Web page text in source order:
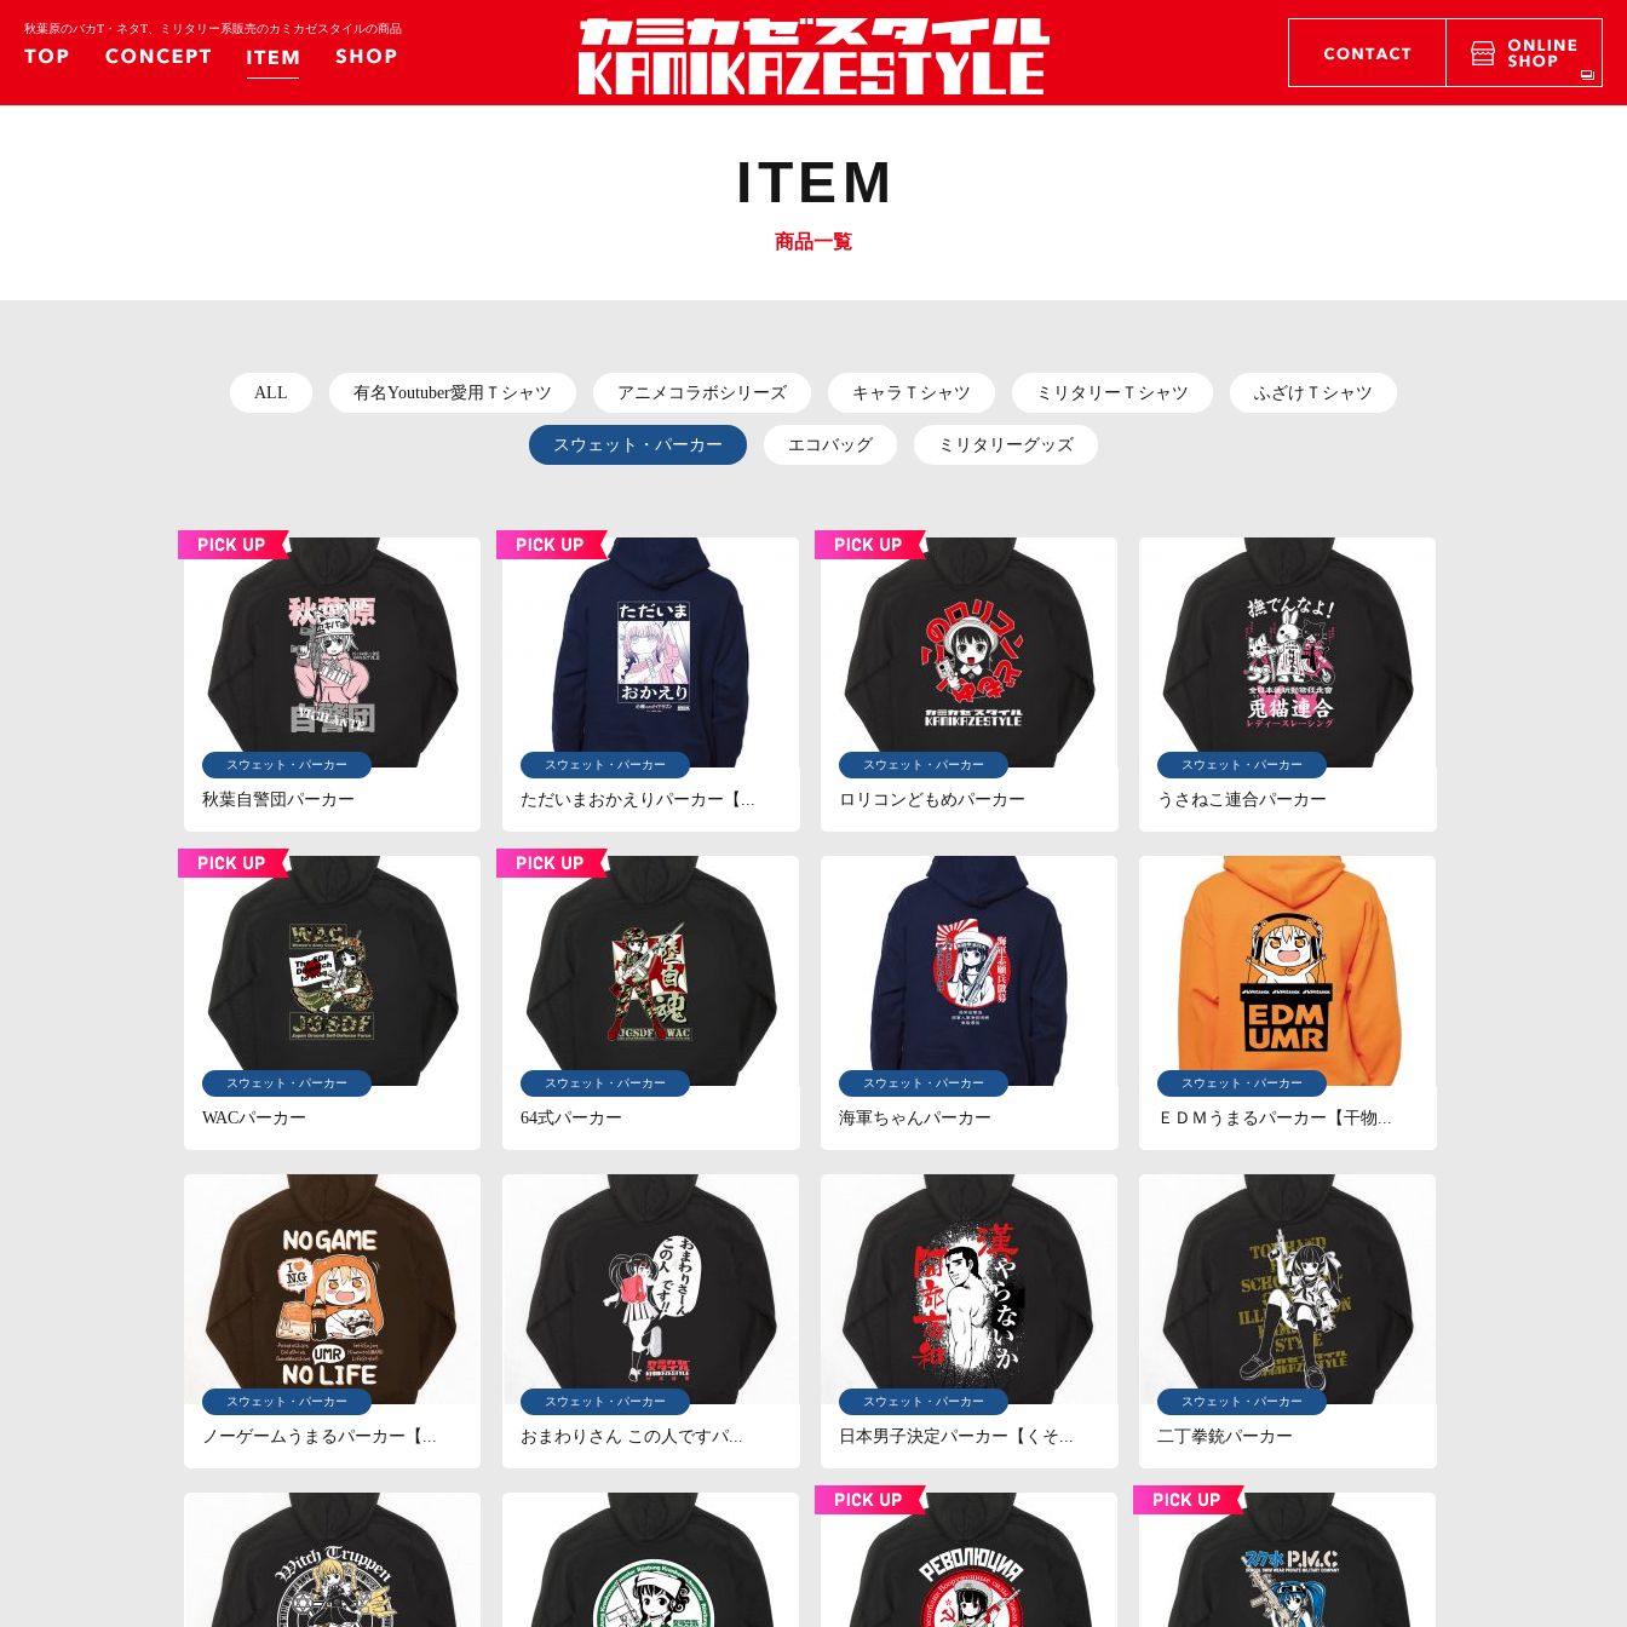
秋葉原のバカT・ネタT、ミリタリー系販売のカミカゼスタイルの商品
ITEM
商品一覧
ALL 有名Youtuber愛用Ｔシャツ アニメコラボシリーズ キャラＴシャツ ミリタリーＴシャツ ふざけＴシャツ
スウェット・パーカー エコバッグ ミリタリーグッズ
スウェット・パーカー
秋葉自警団パーカー
スウェット・パーカー
ただいまおかえりパーカー【...
スウェット・パーカー
ロリコンどもめパーカー
スウェット・パーカー
うさねこ連合パーカー
スウェット・パーカー
WACパーカー
スウェット・パーカー
64式パーカー
スウェット・パーカー
海軍ちゃんパーカー
スウェット・パーカー
ＥＤＭうまるパーカー【干物...
スウェット・パーカー
ノーゲームうまるパーカー【...
スウェット・パーカー
おまわりさん この人ですパ...
スウェット・パーカー
日本男子決定パーカー【くそ...
スウェット・パーカー
二丁拳銃パーカー